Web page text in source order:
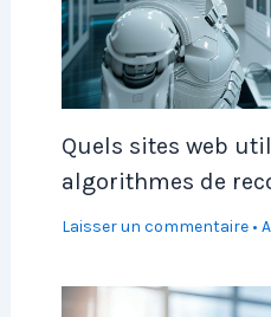
Quels sites web
algorithmes de
Laisser un commentaire •